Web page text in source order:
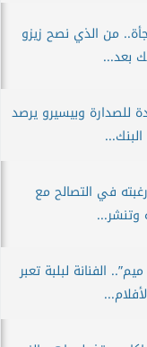
من الذي نصح زيزو
بعد...
للصدارة وبيسيرو يرصد
في التصالح مع
وتنشر...
الفنانة لبلبة تعبر